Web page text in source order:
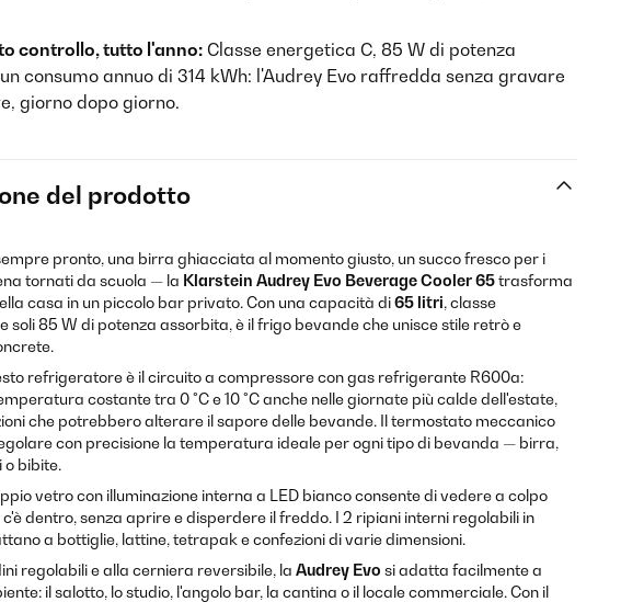
controllo, tutto l'anno: Classe energetica C, 85 W di potenza
consumo annuo di 314 kWh: l'Audrey Evo raffredda senza gravare
giorno dopo giorno.
del prodotto
pronto, una birra ghiacciata al momento giusto, un succo fresco per i
tornati da scuola — la Klarstein Audrey Evo Beverage Cooler 65trasforma
casa in un piccolo bar privato. Con una capacità di65 litri, classe
e soli 85 W di potenza assorbita, è il frigo bevande che unisce stile retrò e
refrigeratore è il circuito a compressore con gas refrigerante R600a:
costante tra 0 °C e 10 °C anche nelle giornate più calde dell'estate,
che potrebbero alterare il sapore delle bevande. Il termostato meccanico
con precisione la temperatura ideale per ogni tipo di bevanda — birra,
o bibite.
vetro con illuminazione interna a LED bianco consente di vedere a colpo
dentro, senza aprire e disperdere il freddo. I 2 ripiani interni regolabili in
a bottiglie, lattine, tetrapak e confezioni di varie dimensioni.
regolabili e alla cerniera reversibile, la Audrey Evo si adatta facilmente a
il salotto, lo studio, l'angolo bar, la cantina o il locale commerciale. Con il